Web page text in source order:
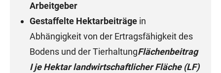
Arbeitgeber
Gestaffelte Hektarbeiträge in
Abhängigkeit von der Ertragsfähigkeit des
Bodens und der TierhaltungFlächenbeitrag
I je Hektar landwirtschaftlicher Fläche (LF)